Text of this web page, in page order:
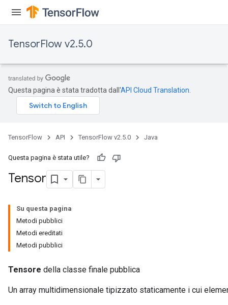
TensorFlow v2.5.0
Questa pagina è stata tradotta dall'API Cloud Translation
TensorFlow API TensorFlow v2.5.0 Java
Questa pagina è stata utile?
Tensor
Su questa pagina
Metodi pubblici
Metodi ereditati
Metodi pubblici
Tensore della classe finale pubblica
Un array multidimensionale tipizzato staticamente i cui